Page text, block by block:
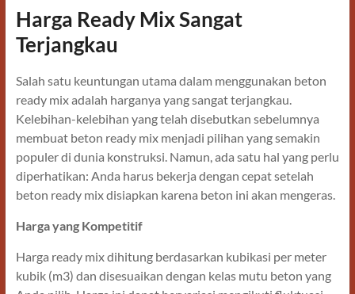
Harga Ready Mix Sangat
Terjangkau
Salah satu keuntungan utama dalam menggunakan beton
ready mix adalah harganya yang sangat terjangkau.
Kelebihan-kelebihan yang telah disebutkan sebelumnya
membuat beton ready mix menjadi pilihan yang semakin
populer di dunia konstruksi. Namun, ada satu hal yang perlu
diperhatikan: Anda harus bekerja dengan cepat setelah
beton ready mix disiapkan karena beton ini akan mengeras.
Harga yang Kompetitif
Harga ready mix dihitung berdasarkan kubikasi per meter
kubik (m3) dan disesuaikan dengan kelas mutu beton yang